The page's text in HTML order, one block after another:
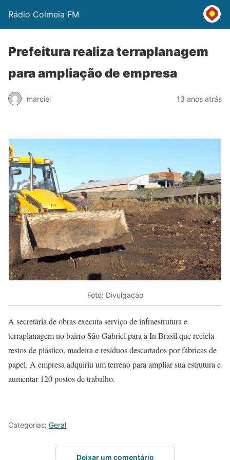
Rádio Colmeia FM
Prefeitura realiza terraplanagem
para ampliação de empresa
marciel 13 anos atrás
Foto: Divulgação
A secretária de obras executa serviço de infraestrutura e
terraplanagem no bairro São Gabriel para a In Brasil que recicla
restos de plástico, madeira e resíduos descartados por fábricas de
papel. A empresa adquiriu um terreno para ampliar sua estrutura e
aumentar 120 postos de trabalho.
Categorias: Geral
Deixar um comentário